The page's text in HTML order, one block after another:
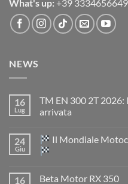
What's up: +39 3334656649
NEWS
16
Lug
TM EN 300 2T 2026:
arrivata
su
TM
EN
2026:
24
Giu
Il Mondiale
su
16 Beta Motor RX 350